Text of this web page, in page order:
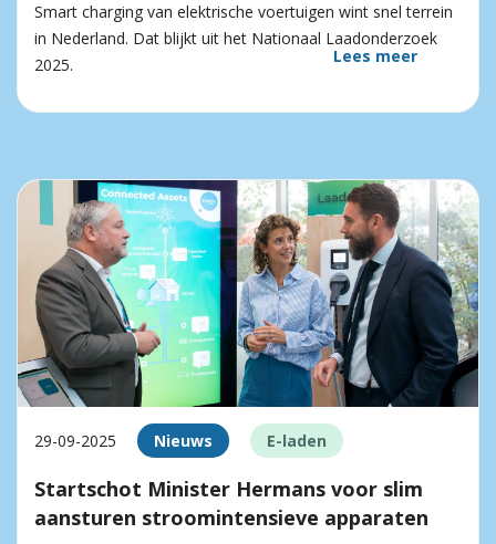
Smart charging van elektrische voertuigen wint snel terrein
in Nederland. Dat blijkt uit het Nationaal Laadonderzoek
2025.
Lees meer
29-09-2025 Nieuws E-laden
Startschot Minister Hermans voor slim
aansturen stroomintensieve apparaten